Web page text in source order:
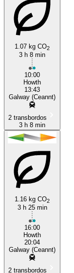
1.07 kg CO2
3 h 8 min
10:00
Howth
13:43
Galway (Ceannt)
2 transbordos
3 h 8 min
1.16 kg CO2
3 h 25 min
16:00
Howth
20:04
Galway (Ceannt)
2 transbordos